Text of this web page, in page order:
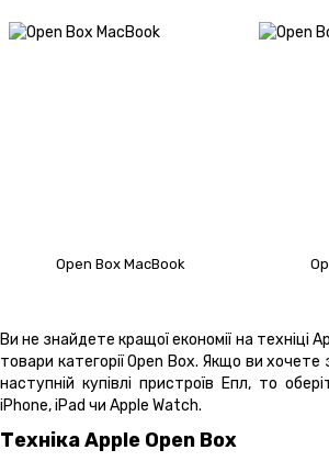
Ви не знайдете кращої економії на техніці
товари категорії Open Box. Якщо ви
наступній купівлі пристроїв Епл, то
iPhone, iPad чи Apple Watch.
Техніка Apple Open Box
Open Box MacBook